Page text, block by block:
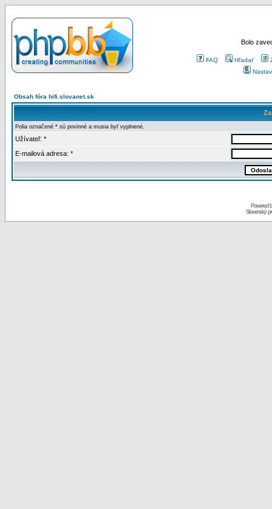
Bolo
FAQ Hľadať
Obsah fóra hifi.slovanet.sk
Polia označené * sú povinné a musia byť vyplnené.
Užívateľ: *
E-mailová adresa: *
Powered
Slovenský